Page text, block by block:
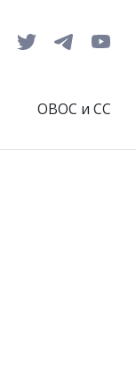
ОВОС и СС